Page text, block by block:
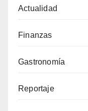
Actualidad
Finanzas
Gastronomía
Reportaje